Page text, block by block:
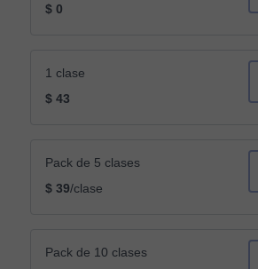
$ 0
1 clase
$ 43
Pack de 5 clases
$ 39/clase
Pack de 10 clases